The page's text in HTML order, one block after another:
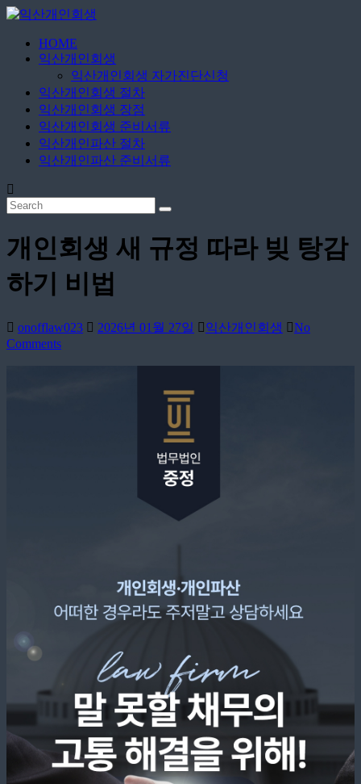
Skip
content
365
일
24
간
HOME
익산개인회생
익산개인회생 자가진단신청
익산개인회생 절차
익산개인회생 장점
익산개인회생 준비서류
익산개인파산 절차
익산개인파산 준비서류
개인회생 새 규정 따라 빚 탕감
하기 비법
onofflaw023 2026년 01월 27일 익산개인회생
No
Comments